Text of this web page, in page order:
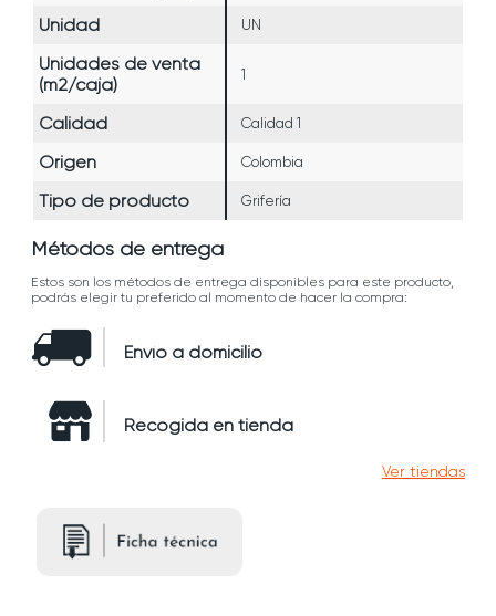
Unidad UN
Unidades de venta
(m2/caja)
1
Calidad Calidad 1
Origen Colombia
Tipo de producto Grifería
Métodos de entrega
Estos son los métodos de entrega disponibles para este producto,
podrás elegir tu preferido al momento de hacer la compra:
Envío a domicilio
Recogida en tienda
Ver tiendas